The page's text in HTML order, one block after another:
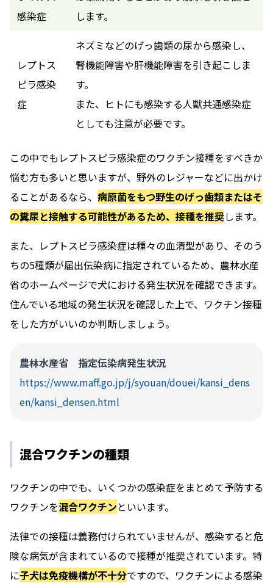
感染症
します。
レプトス
ピラ感染
症
ネズミなどのげっ歯類の尿から感染し、
腎機能障害や肝機能障害を引き起こしま
す。
また、ヒトにも感染する人獣共通感染症
としても注意が必要です。
この中でもレプトスピラ感染症のワクチン接種をすべきか
悩む方も多いと思いますが、野外のレジャーなどに出かけ
ることがあるなら、 病原菌をもつ野生のげっ歯類またはそ
の糞尿と接触する可能性があるため、接種を推奨します。
また、レプトスピラ感染症は種々の血清型があり、そのう
ちの5種類が届出伝染病に指定されているため、農林水産
省のホームページで犬における発生状況を確認できます。
住んでいる地域の発生状況を確認した上で、ワクチン接種
をした方がいいのか判断しましょう。
農林水産省 指定伝染病発生状況
https://www.maff.go.jp/j/syouan/douei/kansi_dens
en/kansi_densen.html
混合ワクチンの種類
ワクチンの中でも、いくつかの感染症をまとめて予防する
ワクチンを混合ワクチンといいます。
法律での接種は義務付けられていませんが、感染すると危
険な病気が含まれているので接種が推奨されています。特
に子犬は免疫機構が不十分ですので、ワクチンによる感染